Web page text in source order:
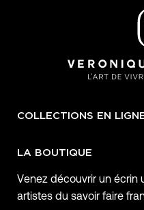
COLLECTIONS EN
LA BOUTIQUE
Venez découvrir un écrin
artistes du savoir faire